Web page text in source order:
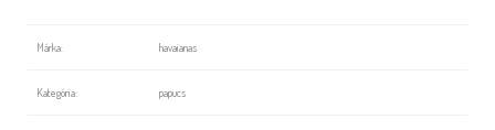
Márka: havaianas
Kategória: papucs